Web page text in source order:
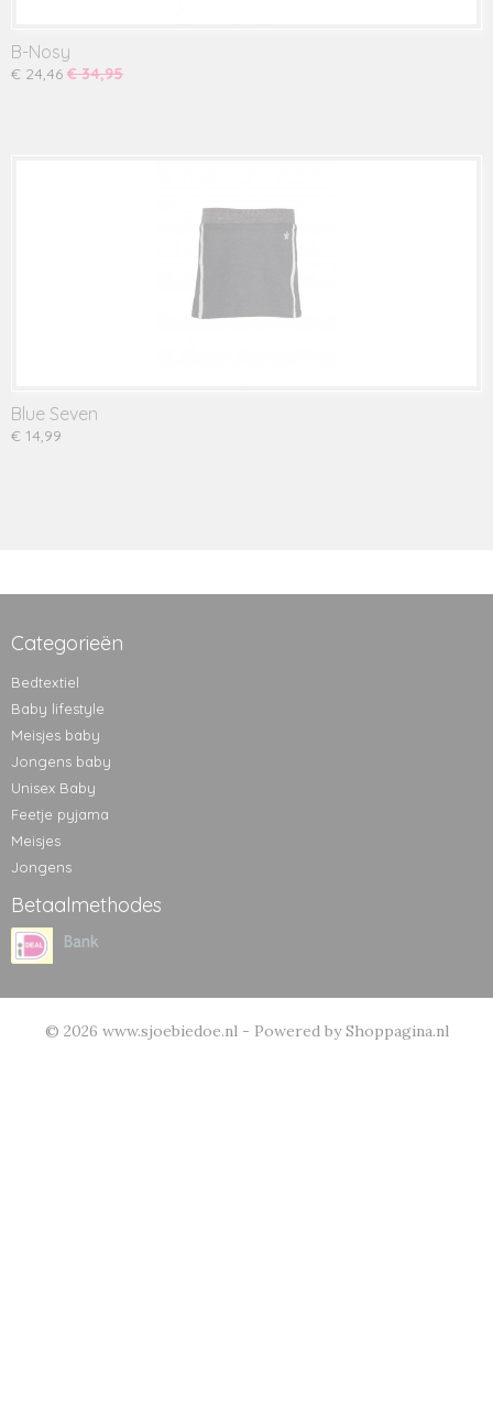
B-Nosy
€ 24,46 € 34,95
Blue Seven
€ 14,99
Categorieën
Bedtextiel
Baby lifestyle
Meisjes baby
Jongens baby
Unisex Baby
Feetje pyjama
Meisjes
Jongens
Betaalmethodes
© 2026 www.sjoebiedoe.nl - Powered by Shoppagina.nl